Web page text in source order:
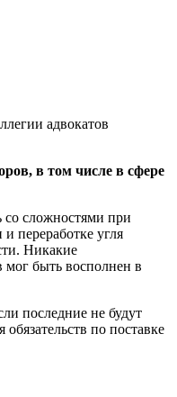
адвокатов
в том числе в сфере
со сложностями при
переработке угля
Никакие
мог быть восполнен в
последние не будут
по поставке